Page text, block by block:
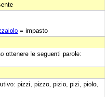
= impasto
ottenere le seguenti parole:
pizzi, pizzo, pizio, pizi, piolo,